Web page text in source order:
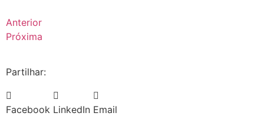
Anterior
Próxima
Partilhar:
Facebook LinkedIn Email